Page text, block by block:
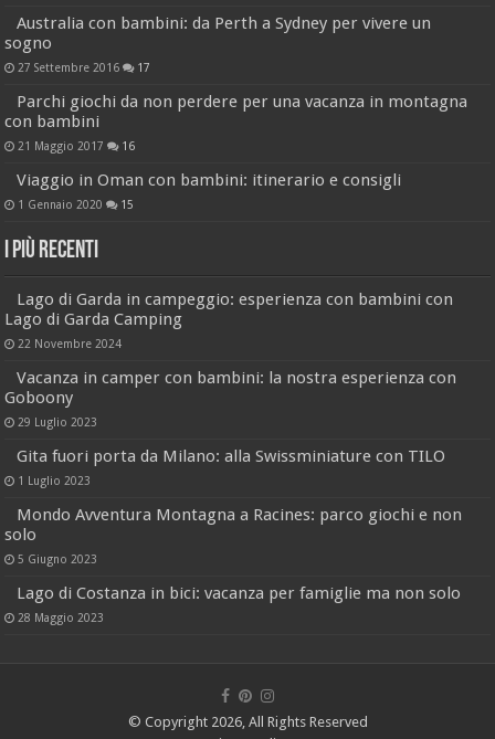
Australia con bambini: da Perth a Sydney per vivere un
sogno
27 Settembre 2016 17
Parchi giochi da non perdere per una vacanza in montagna
con bambini
21 Maggio 2017 16
Viaggio in Oman con bambini: itinerario e consigli
1 Gennaio 2020 15
I più recenti
Lago di Garda in campeggio: esperienza con bambini con
Lago di Garda Camping
22 Novembre 2024
Vacanza in camper con bambini: la nostra esperienza con
Goboony
29 Luglio 2023
Gita fuori porta da Milano: alla Swissminiature con TILO
1 Luglio 2023
Mondo Avventura Montagna a Racines: parco giochi e non
solo
5 Giugno 2023
Lago di Costanza in bici: vacanza per famiglie ma non solo
28 Maggio 2023
© Copyright 2026, All Rights Reserved